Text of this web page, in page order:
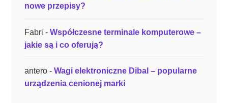
nowe przepisy?
Fabri - Współczesne terminale komputerowe –
jakie są i co oferują?
antero- Wagi elektroniczne Dibal – popularne
urządzenia cenionej marki